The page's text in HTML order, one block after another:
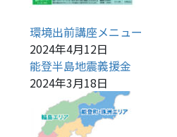
環境出前講座メニュー
2024年4月12日
能登半島地震義援金
2024年3月18日